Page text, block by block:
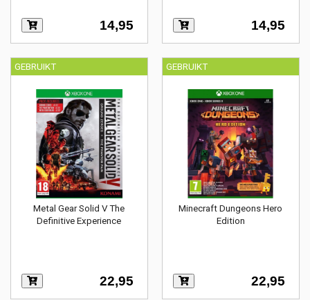
14,95 14,95
GEBRUIKT
Metal Gear Solid V The
Definitive Experience
22,95
GEBRUIKT
Minecraft Dungeons Hero
Edition
22,95